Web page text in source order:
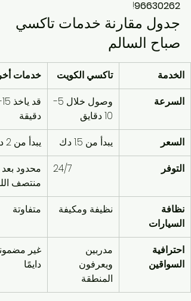
96630262
!
جدول مقارنة خدمات تاكسي
صباح السالم
الخدمة تاكسي الكويت
خدمات
السرعة
وصول خلال 5-
10 دقايق
دقيقة
السعر
يبدأ من 1.5 د.ك
يبدأ من 2 د.ك
التوفر
24/7
محدود بعد
منتصف
نظافة
السيارات
نظيفة ومكيفة متفاوتة
احترافية
السواقين
مدربين
ويعرفون
المنطقة
غير
دايمًا